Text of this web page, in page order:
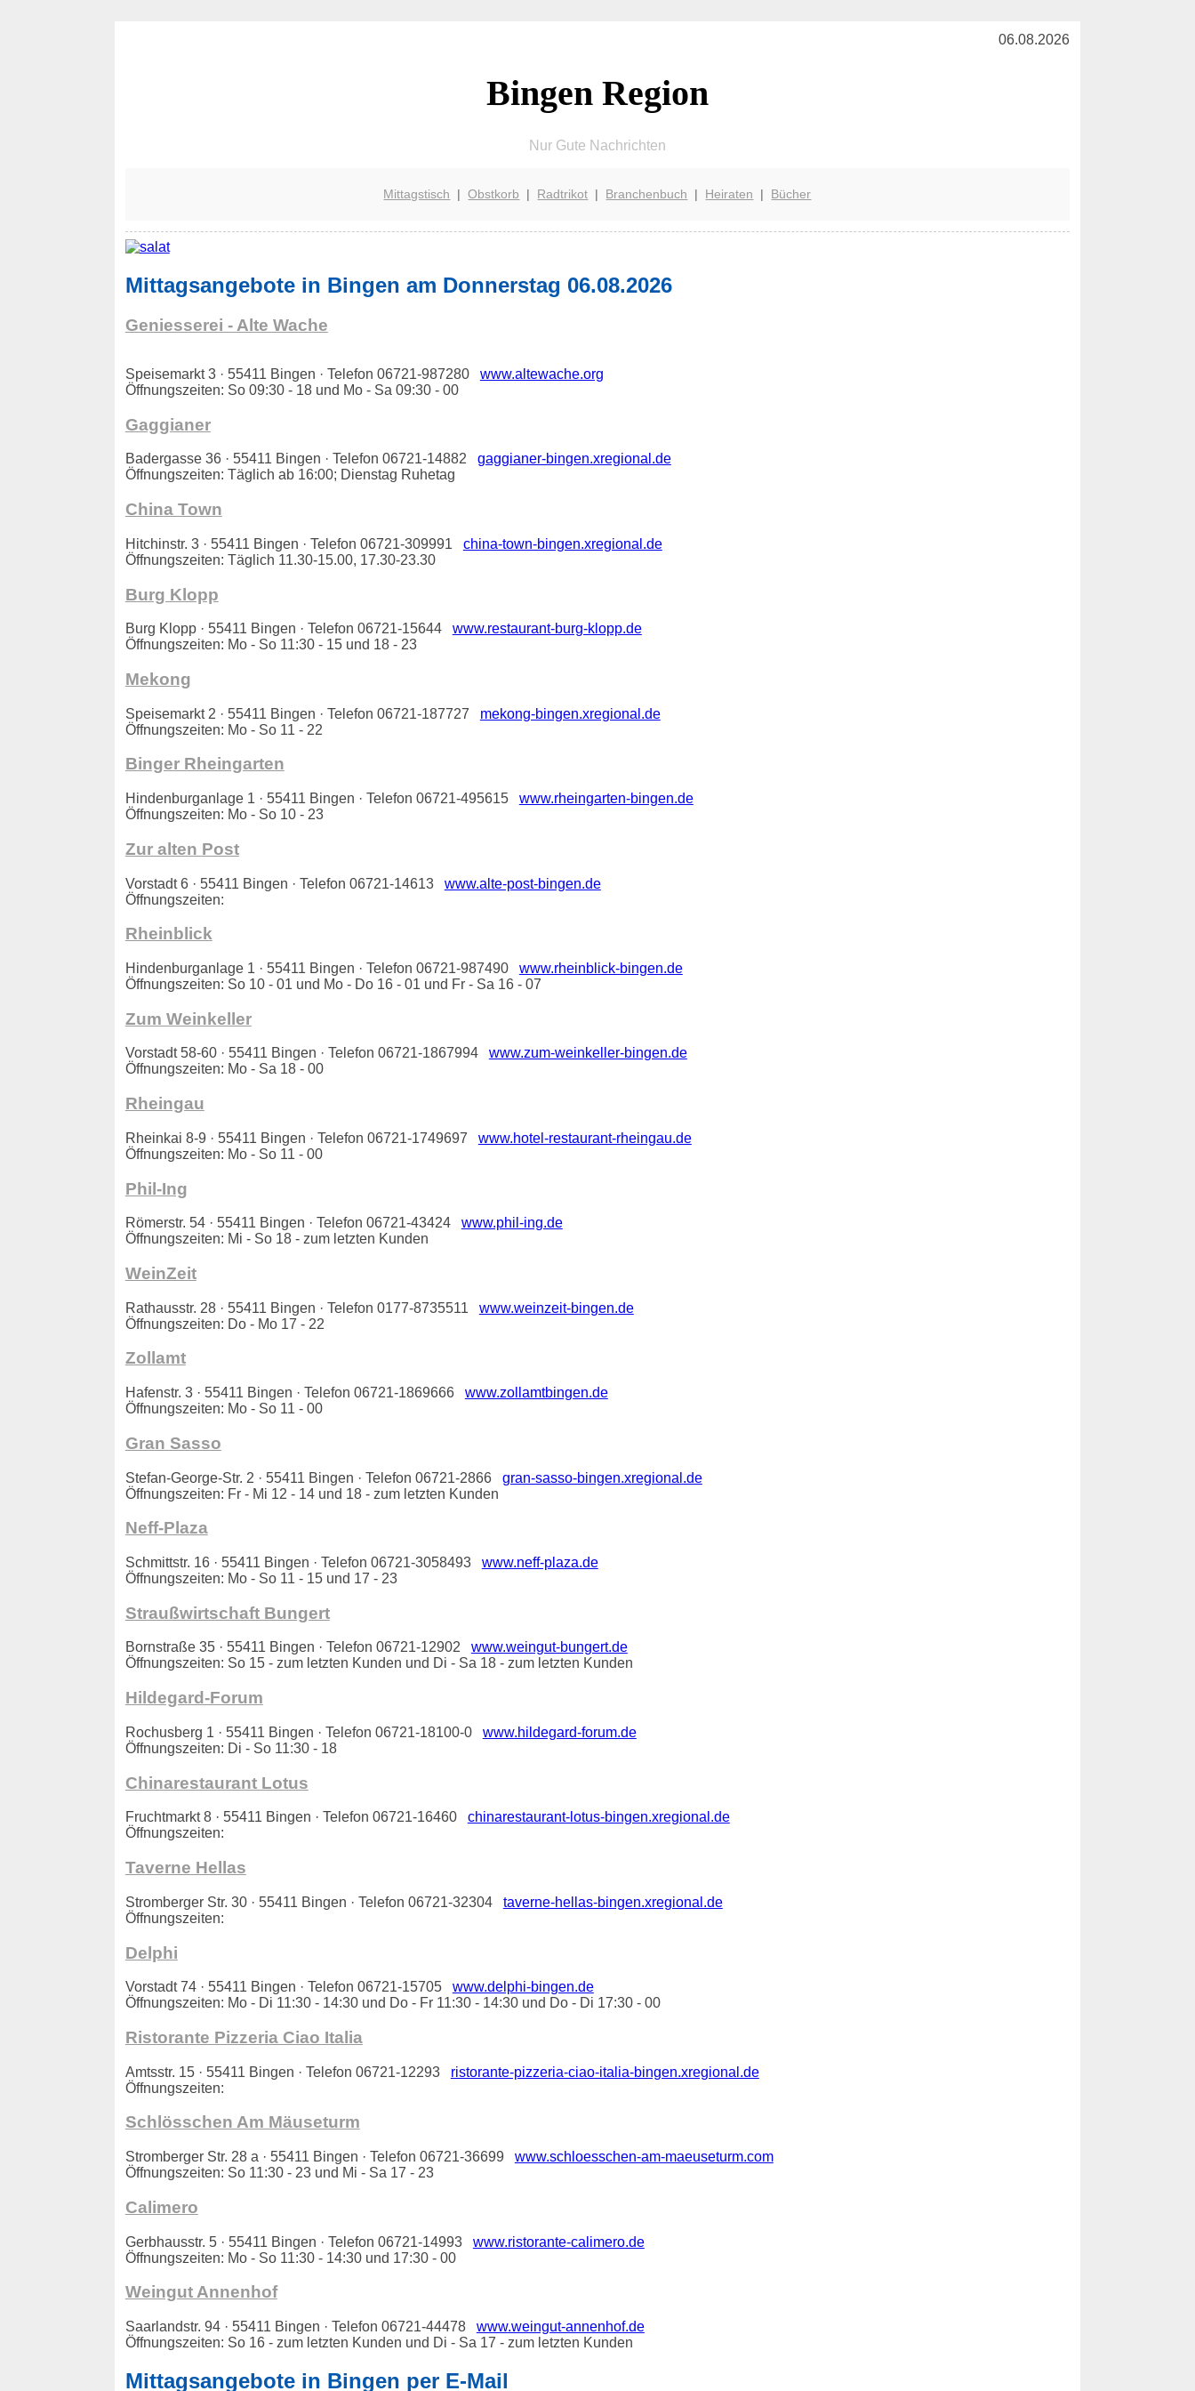
06.08.2026
Bingen Region
Nur Gute Nachrichten
Mittagstisch |Obstkorb | Radtrikot | Branchenbuch | Heiraten | Bücher
Mittagsangebote in Bingen am Donnerstag 06.08.2026
Geniesserei - Alte Wache
Speisemarkt 3 · 55411 Bingen · Telefon 06721-987280 www.altewache.org
Öffnungszeiten: So 09:30 - 18 und Mo - Sa 09:30 - 00
Gaggianer
Badergasse 36 · 55411 Bingen · Telefon 06721-14882 gaggianer-bingen.xregional.de
Öffnungszeiten: Täglich ab 16:00; Dienstag Ruhetag
China Town
Hitchinstr. 3 · 55411 Bingen · Telefon 06721-309991 china-town-bingen.xregional.de
Öffnungszeiten: Täglich 11.30-15.00, 17.30-23.30
Burg Klopp
Burg Klopp · 55411 Bingen · Telefon 06721-15644 www.restaurant-burg-klopp.de
Öffnungszeiten: Mo - So 11:30 - 15 und 18 - 23
Mekong
Speisemarkt 2 · 55411 Bingen · Telefon 06721-187727 mekong-bingen.xregional.de
Öffnungszeiten: Mo - So 11 - 22
Binger Rheingarten
Hindenburganlage 1 · 55411 Bingen · Telefon 06721-495615 www.rheingarten-bingen.de
Öffnungszeiten: Mo - So 10 - 23
Zur alten Post
Vorstadt 6 · 55411 Bingen · Telefon 06721-14613 www.alte-post-bingen.de
Öffnungszeiten:
Rheinblick
Hindenburganlage 1 · 55411 Bingen · Telefon 06721-987490 www.rheinblick-bingen.de
Öffnungszeiten: So 10 - 01 und Mo - Do 16 - 01 und Fr - Sa 16 - 07
Zum Weinkeller
Vorstadt 58-60 · 55411 Bingen · Telefon 06721-1867994 www.zum-weinkeller-bingen.de
Öffnungszeiten: Mo - Sa 18 - 00
Rheingau
Rheinkai 8-9 · 55411 Bingen · Telefon 06721-1749697 www.hotel-restaurant-rheingau.de
Öffnungszeiten: Mo - So 11 - 00
Phil-Ing
Römerstr. 54 · 55411 Bingen · Telefon 06721-43424 www.phil-ing.de
Öffnungszeiten: Mi - So 18 - zum letzten Kunden
WeinZeit
Rathausstr. 28 · 55411 Bingen · Telefon 0177-8735511 www.weinzeit-bingen.de
Öffnungszeiten: Do - Mo 17 - 22
Zollamt
Hafenstr. 3 · 55411 Bingen · Telefon 06721-1869666 www.zollamtbingen.de
Öffnungszeiten: Mo - So 11 - 00
Gran Sasso
Stefan-George-Str. 2 · 55411 Bingen · Telefon 06721-2866 gran-sasso-bingen.xregional.de
Öffnungszeiten: Fr - Mi 12 - 14 und 18 - zum letzten Kunden
Neff-Plaza
Schmittstr. 16 · 55411 Bingen · Telefon 06721-3058493 www.neff-plaza.de
Öffnungszeiten: Mo - So 11 - 15 und 17 - 23
Straußwirtschaft Bungert
Bornstraße 35 · 55411 Bingen · Telefon 06721-12902 www.weingut-bungert.de
Öffnungszeiten: So 15 - zum letzten Kunden und Di - Sa 18 - zum letzten Kunden
Hildegard-Forum
Rochusberg 1 · 55411 Bingen · Telefon 06721-18100-0 www.hildegard-forum.de
Öffnungszeiten: Di - So 11:30 - 18
Chinarestaurant Lotus
Fruchtmarkt 8 · 55411 Bingen · Telefon 06721-16460 chinarestaurant-lotus-bingen.xregional.de
Öffnungszeiten:
Taverne Hellas
Stromberger Str. 30 · 55411 Bingen · Telefon 06721-32304 taverne-hellas-bingen.xregional.de
Öffnungszeiten:
Delphi
Vorstadt 74 · 55411 Bingen · Telefon 06721-15705 www.delphi-bingen.de
Öffnungszeiten: Mo - Di 11:30 - 14:30 und Do - Fr 11:30 - 14:30 und Do - Di 17:30 - 00
Ristorante Pizzeria Ciao Italia
Amtsstr. 15 · 55411 Bingen · Telefon 06721-12293 ristorante-pizzeria-ciao-italia-bingen.xregional.de
Öffnungszeiten:
Schlösschen Am Mäuseturm
Stromberger Str. 28 a · 55411 Bingen · Telefon 06721-36699 www.schloesschen-am-maeuseturm.com
Öffnungszeiten: So 11:30 - 23 und Mi - Sa 17 - 23
Calimero
Gerbhausstr. 5 · 55411 Bingen · Telefon 06721-14993 www.ristorante-calimero.de
Öffnungszeiten: Mo - So 11:30 - 14:30 und 17:30 - 00
Weingut Annenhof
Saarlandstr. 94 · 55411 Bingen · Telefon 06721-44478 www.weingut-annenhof.de
Öffnungszeiten: So 16 - zum letzten Kunden und Di - Sa 17 - zum letzten Kunden
Mittagsangebote in Bingen per E-Mail